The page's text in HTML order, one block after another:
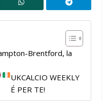
Brentford, la
UKCALCIO WEEKLY
É PER TE!